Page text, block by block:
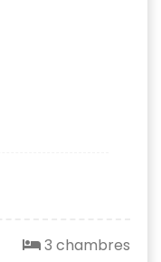
3 chambres